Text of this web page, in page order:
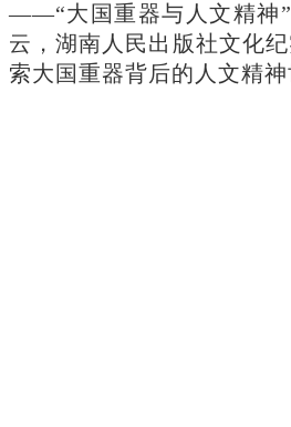
——“大国重器与人文精神”
云，湖南人民出版社文化
索大国重器背后的人文精神